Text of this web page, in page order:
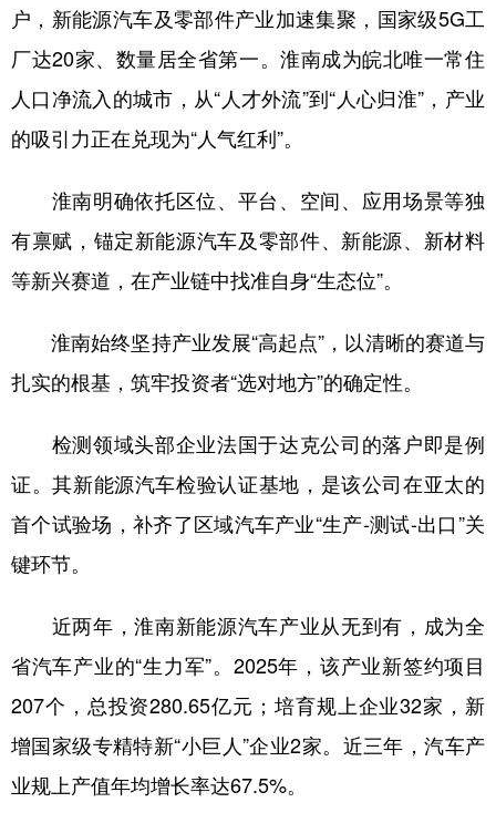
English Español Français عربى
Deutsch Português
户，新能源汽车及零部件产业加速集聚，国家级5G工
厂达20家、数量居全省第一。淮南成为皖北唯一常住
人口净流入的城市，从“人才外流”到“人心归淮”，产业
的吸引力正在兑现为“人气红利”。
淮南明确依托区位、平台、空间、应用场景等独
有禀赋，锚定新能源汽车及零部件、新能源、新材料
等新兴赛道，在产业链中找准自身“生态位”。
淮南始终坚持产业发展“高起点”，以清晰的赛道与
扎实的根基，筑牢投资者“选对地方”的确定性。
检测领域头部企业法国于达克公司的落户即是例
证。其新能源汽车检验认证基地，是该公司在亚太的
首个试验场，补齐了区域汽车产业“生产-测试-出口”关
键环节。
近两年，淮南新能源汽车产业从无到有，成为全
省汽车产业的“生力军”。2025年，该产业新签约项目
207个，总投资280.65亿元；培育规上企业32家，新
增国家级专精特新“小巨人”企业2家。近三年，汽车产
业规上产值年均增长率达67.5%。